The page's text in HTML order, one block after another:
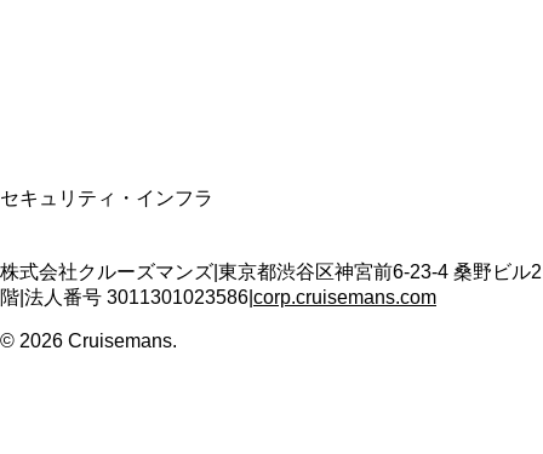
セキュリティ・インフラ
株式会社クルーズマンズ 東京都渋谷区神宮前6-23-4 桑野ビル2
階 法人番号 3011301023586 corp.cruisemans.com
© 2026 Cruisemans.